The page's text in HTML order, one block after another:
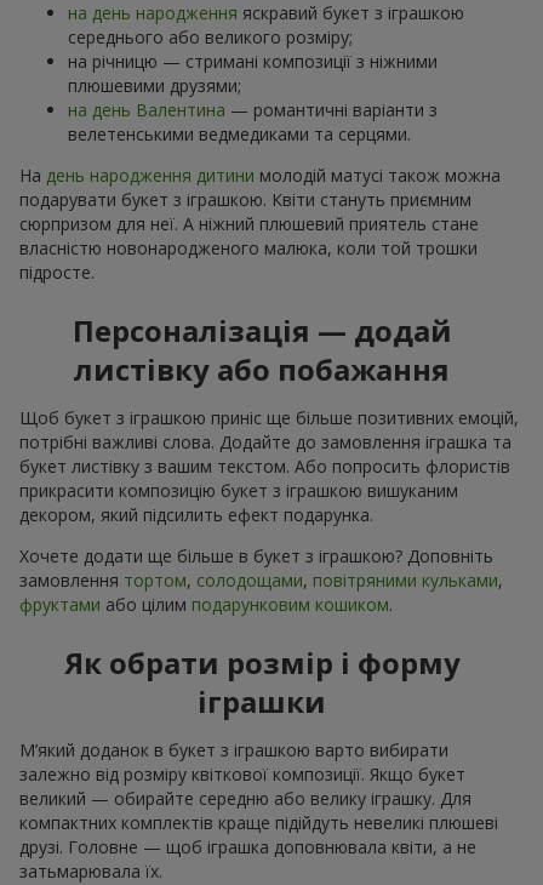
на день народження яскравий букет з іграшкою
середнього або великого розміру;
на річницю — стримані композиції з ніжними
плюшевими друзями;
на день Валентина — романтичні варіанти з
велетенськими ведмедиками та серцями.
На день народження дитини молодій матусі також можна
подарувати букет з іграшкою. Квіти стануть приємним
сюрпризом для неї. А ніжний плюшевий приятель стане
власністю новонародженого малюка, коли той трошки
підросте.
Персоналізація — додай
листівку або побажання
Щоб букет з іграшкою приніс ще більше позитивних емоцій,
потрібні важливі слова. Додайте до замовлення іграшка та
букет листівку з вашим текстом. Або попросить флористів
прикрасити композицію букет з іграшкою вишуканим
декором, який підсилить ефект подарунка.
Хочете додати ще більше в букет з іграшкою? Доповніть
замовлення тортом, солодощами, повітряними кульками,
фруктами або цілим подарунковим кошиком.
Як обрати розмір і форму
іграшки
М’який доданок в букет з іграшкою варто вибирати
залежно від розміру квіткової композиції. Якщо букет
великий — обирайте середню або велику іграшку. Для
компактних комплектів краще підійдуть невеликі плюшеві
друзі. Головне — щоб іграшка доповнювала квіти, а не
затьмарювала їх.